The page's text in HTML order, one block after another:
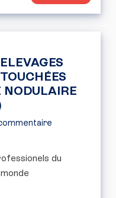
NODULAIRE
du